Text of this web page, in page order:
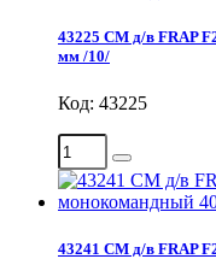
43225 СМ д/в FRAP
мм /10/
Код: 43225
43241 СМ д/в FRAP